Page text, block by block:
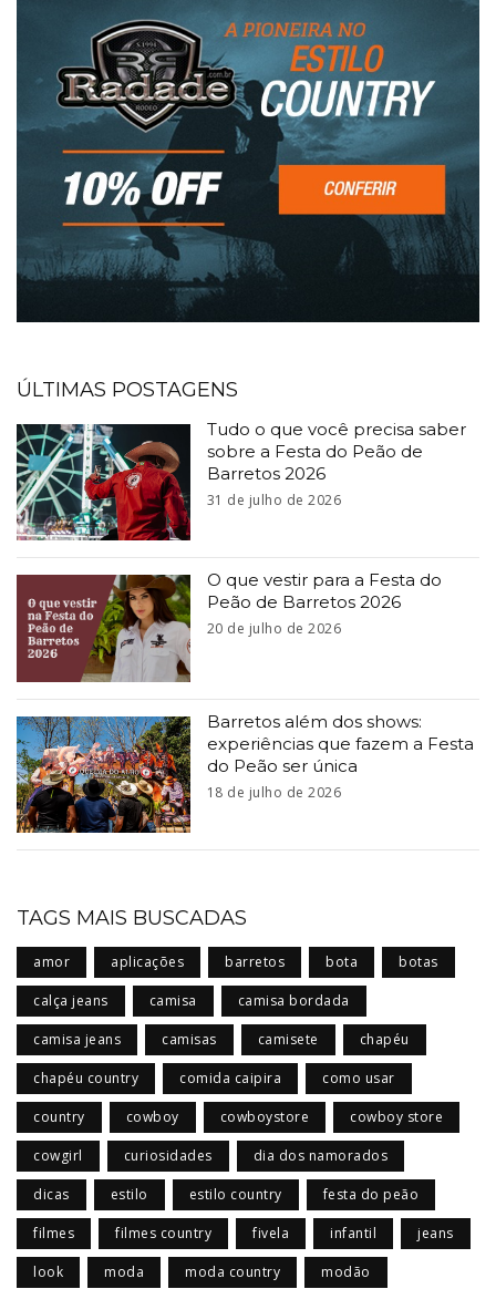
ÚLTIMAS POSTAGENS
Tudo o que você precisa saber
sobre a Festa do Peão de
Barretos 2026
31 de julho de 2026
O que vestir para a Festa do
Peão de Barretos 2026
20 de julho de 2026
Barretos além dos shows:
experiências que fazem a Festa
do Peão ser única
18 de julho de 2026
TAGS MAIS BUSCADAS
amor aplicações barretos bota botas
calça jeans camisa camisa bordada
camisa jeans camisas camisete chapéu
chapéu country comida caipira como usar
country cowboy cowboystore cowboy store
cowgirl curiosidades dia dos namorados
dicas estilo estilo country festa do peão
filmes filmes country fivela infantil jeans
look moda moda country modão